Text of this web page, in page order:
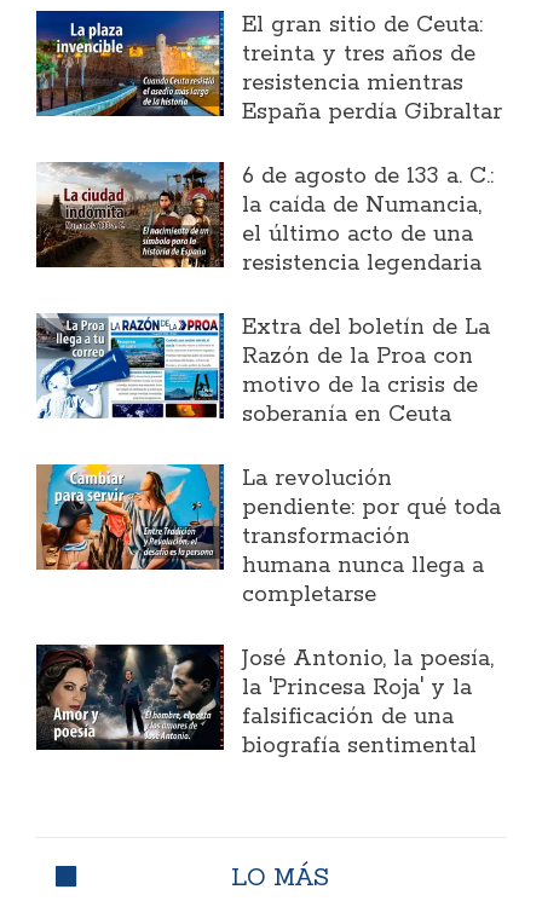
El gran sitio de Ceuta:
treinta y tres años de
resistencia mientras
España perdía Gibraltar
6 de agosto de 133 a. C.:
la caída de Numancia,
el último acto de una
resistencia legendaria
Extra del boletín de La
Razón de la Proa con
motivo de la crisis de
soberanía en Ceuta
La revolución
pendiente: por qué toda
transformación
humana nunca llega a
completarse
José Antonio, la poesía,
la 'Princesa Roja' y la
falsificación de una
biografía sentimental
LO MÁS